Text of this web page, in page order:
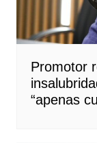
Promotor
“apenas